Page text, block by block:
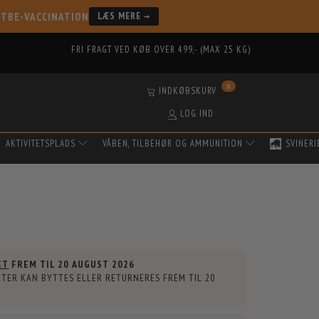
VACCINATION LÆS MERE →
FRI FRAGT VED KØB OVER 499,- (MAX 25 KG)
INDKØBSKURV 0
LOG IND
AKTIVITETSPLADS VÅBEN, TILBEHØR OG AMMUNITION
FREM TIL 20 AUGUST 2026
KAN BYTTES ELLER RETURNERES FREM TIL20